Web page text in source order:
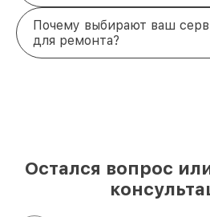
Почему выбирают ваш
для ремонта?
Остался вопрос